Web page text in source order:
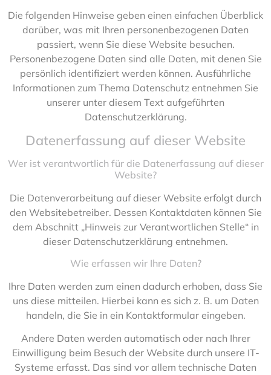
Die folgenden Hinweise geben einen einfachen Überblick
darüber, was mit Ihren personenbezogenen Daten
passiert, wenn Sie diese Website besuchen.
Personenbezogene Daten sind alle Daten, mit denen Sie
persönlich identifiziert werden können. Ausführliche
Informationen zum Thema Datenschutz entnehmen Sie
unserer unter diesem Text aufgeführten
Datenschutzerklärung.
Datenerfassung auf dieser Website
Wer ist verantwortlich für die Datenerfassung auf dieser
Website?
Die Datenverarbeitung auf dieser Website erfolgt durch
den Websitebetreiber. Dessen Kontaktdaten können Sie
dem Abschnitt „Hinweis zur Verantwortlichen Stelle“ in
dieser Datenschutzerklärung entnehmen.
Wie erfassen wir Ihre Daten?
Ihre Daten werden zum einen dadurch erhoben, dass Sie
uns diese mitteilen. Hierbei kann es sich z. B. um Daten
handeln, die Sie in ein Kontaktformular eingeben.
Andere Daten werden automatisch oder nach Ihrer
Einwilligung beim Besuch der Website durch unsere IT-
Systeme erfasst. Das sind vor allem technische Daten